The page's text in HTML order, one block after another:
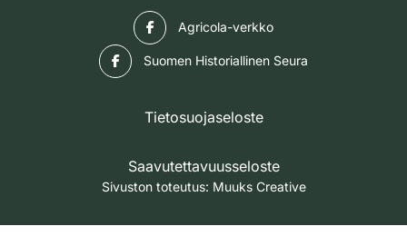
Agricola-verkko
Suomen Historiallinen Seura
Tietosuojaseloste
Saavutettavuusseloste
Sivuston toteutus: Muuks Creative